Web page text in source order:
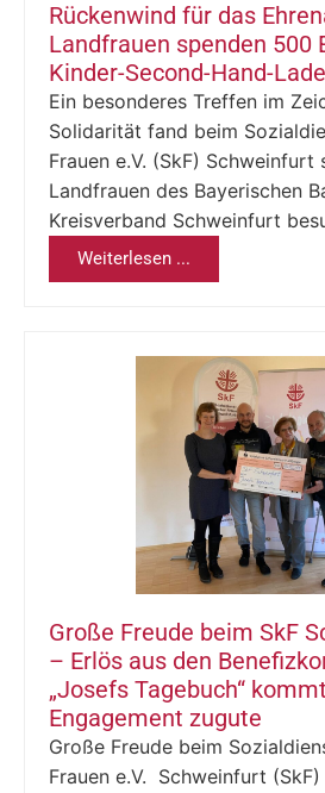
Rückenwind für das
Landfrauen spenden 500
Kinder-Second-Hand-
Ein besonderes Treffen im
Solidarität fand beim
Frauen e.V. (SkF) Schweinfurt
Landfrauen des Bayerischen
Kreisverband Schweinfurt
Weiterlesen ...
Große Freude beim SkF
– Erlös aus den
„Josefs Tagebuch“
Engagement zugute
Große Freude beim
Frauen e.V. Schweinfurt